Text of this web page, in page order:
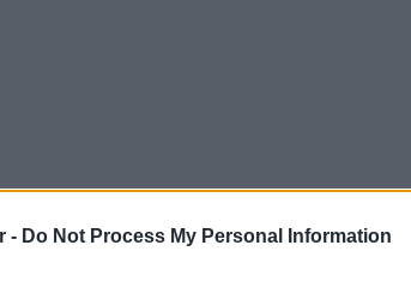
- Do Not Process My Personal Information